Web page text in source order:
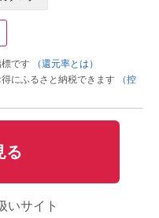
です
（還元率とは）
にふるさと納税できます
（控
る
いサイト